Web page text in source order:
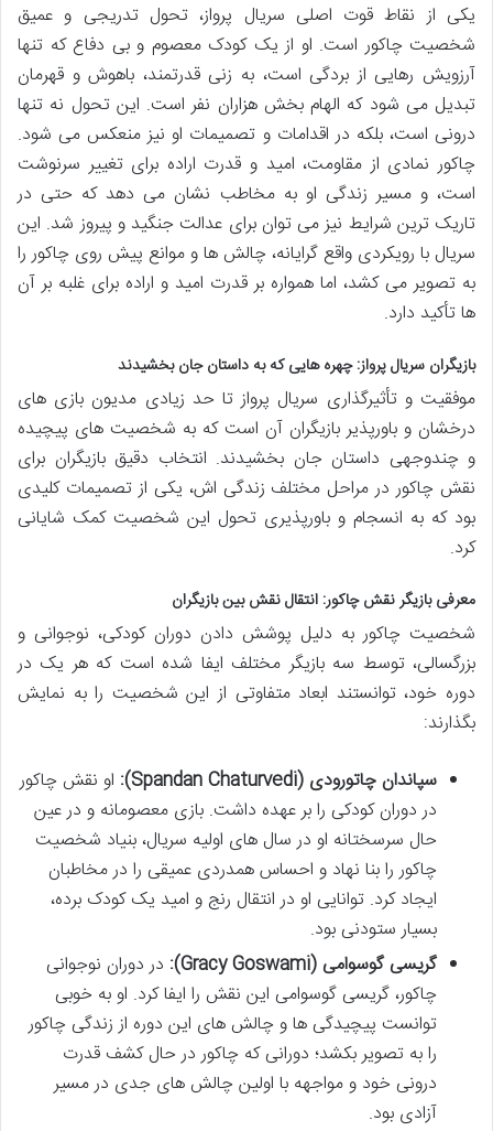
یکی از نقاط قوت اصلی سریال پرواز، تحول تدریجی و عمیق
شخصیت چاکور است. او از یک کودک معصوم و بی دفاع که تنها
آرزویش رهایی از بردگی است، به زنی قدرتمند، باهوش و قهرمان
تبدیل می شود که الهام بخش هزاران نفر است. این تحول نه تنها
درونی است، بلکه در اقدامات و تصمیمات او نیز منعکس می شود.
چاکور نمادی از مقاومت، امید و قدرت اراده برای تغییر سرنوشت
است، و مسیر زندگی او به مخاطب نشان می دهد که حتی در
تاریک ترین شرایط نیز می توان برای عدالت جنگید و پیروز شد. این
سریال با رویکردی واقع گرایانه، چالش ها و موانع پیش روی چاکور را
به تصویر می کشد، اما همواره بر قدرت امید و اراده برای غلبه بر آن
ها تأکید دارد.
بازیگران سریال پرواز: چهره هایی که به داستان جان بخشیدند
موفقیت و تأثیرگذاری سریال پرواز تا حد زیادی مدیون بازی های
درخشان و باورپذیر بازیگران آن است که به شخصیت های پیچیده
و چندوجهی داستان جان بخشیدند. انتخاب دقیق بازیگران برای
نقش چاکور در مراحل مختلف زندگی اش، یکی از تصمیمات کلیدی
بود که به انسجام و باورپذیری تحول این شخصیت کمک شایانی
کرد.
معرفی بازیگر نقش چاکور: انتقال نقش بین بازیگران
شخصیت چاکور به دلیل پوشش دادن دوران کودکی، نوجوانی و
بزرگسالی، توسط سه بازیگر مختلف ایفا شده است که هر یک در
دوره خود، توانستند ابعاد متفاوتی از این شخصیت را به نمایش
بگذارند:
سپاندان چاتورودی (Spandan Chaturvedi):
او نقش چاکور
در دوران کودکی را بر عهده داشت. بازی معصومانه و در عین
حال سرسختانه او در سال های اولیه سریال، بنیاد شخصیت
چاکور را بنا نهاد و احساس همدردی عمیقی را در مخاطبان
ایجاد کرد. توانایی او در انتقال رنج و امید یک کودک برده،
بسیار ستودنی بود.
گریسی گوسوامی (Gracy Goswami):
در دوران نوجوانی
چاکور، گریسی گوسوامی این نقش را ایفا کرد. او به خوبی
توانست پیچیدگی ها و چالش های این دوره از زندگی چاکور
را به تصویر بکشد؛ دورانی که چاکور در حال کشف قدرت
درونی خود و مواجهه با اولین چالش های جدی در مسیر
آزادی بود.